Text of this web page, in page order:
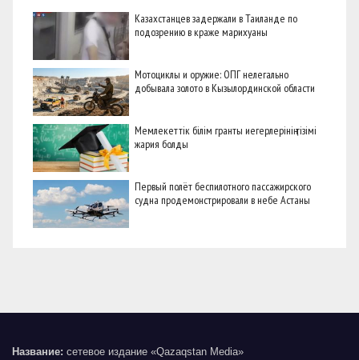
Казахстанцев задержали в Таиланде по
подозрению в краже марихуаны
Мотоциклы и оружие: ОПГ нелегально
добывала золото в Кызылординской области
Мемлекеттік білім гранты иегерлерінің тізімі
жария болды
Первый полёт беспилотного пассажирского
судна продемонстрировали в небе Астаны
Название: сетевое издание «Qazaqstan Media»